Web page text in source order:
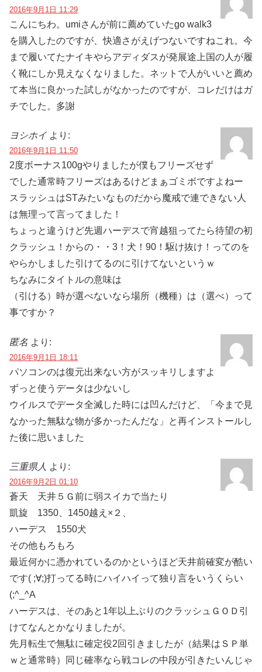
2016年9月1日 11:29
こんにちわ。umiさんが前に薦めていたgo walk3
を購入したのですが、快適さがえげつないですねこれ。今
まで履いてたナイキやらアディダスが発展途上国の人が履
く靴にしか見えなくなりました。ネットで人がいいと薦め
て本当に良かった試しがなかったのですが、コレだけはガ
チでした。多謝
ヨシホイ より:
2016年9月1日 11:50
2度ボーナス100gやりましたが僕もフリーズせず
でした通常時フリーズはあるけどまぁゴミボですよねー
スラッシュはSTみたいなものだから魔戒で連できない人
は無理って言ってました！
ちょっと違うけど先週ハーデスで宵越狙ってたら待望の初
クラッシュ！からの・・3！犬！90！駆け抜け！ってのを
やらかしました引けてるのに引けてないというｗ
ちなみにタイトルの意味は
（引ける）時が選べないなら場所（機種）は（選べ）って
事ですか？
匿名 より:
2016年9月1日 18:11
パソコンのは復元出来ない方がスッキリしますよ
ずっと使うデータは少ないし
ウイルスでデータ全滅した時には凹んだけど、「今まで見
なかった無駄な物が多かったんだな」と再インストールし
た後に思いました
三重県人 より:
2016年9月2日 01:10
蒼天 天井５Ｇ前に弱スイカで当たり
凱旋 1350、1450越え×２、
ハーデス 1550犬
その他もろもろ
最近何かに憑かれているのかというほど天井前確変が酷い
です( ;∀;)打ってる時にハイハイって独り言をいうくらい
(;^_^A
ハーデスは、そのあと1年以上ぶりのクラッシュＧＯＤ引
けてなんとかなりましたが。
先月転生で無駄に確定役2回引きましたが（結果はＳＰ単
ｗと通常時）同じ確率なら戦コレの中段が引きたいんじゃ